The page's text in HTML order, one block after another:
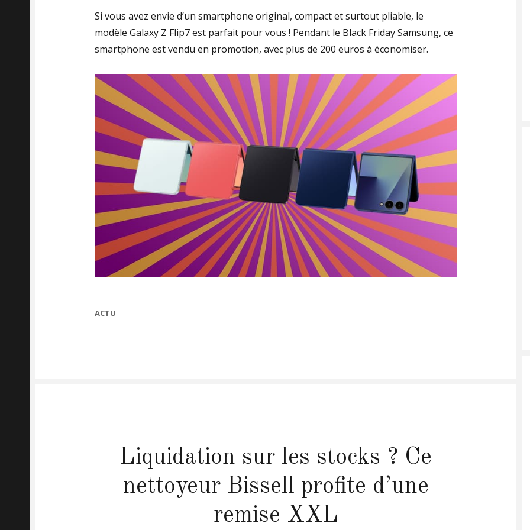
Si vous avez envie d’un smartphone original, compact et surtout pliable, le
modèle Galaxy Z Flip7 est parfait pour vous ! Pendant le Black Friday Samsung, ce
smartphone est vendu en promotion, avec plus de 200 euros à économiser.
CATEGORIES
ACTU
Liquidation sur les stocks ? Ce
nettoyeur Bissell profite d’une
remise XXL